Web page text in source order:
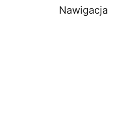
Nawigacja